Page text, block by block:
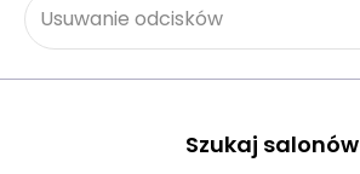
Usuwanie odcisków
Szukaj salonów